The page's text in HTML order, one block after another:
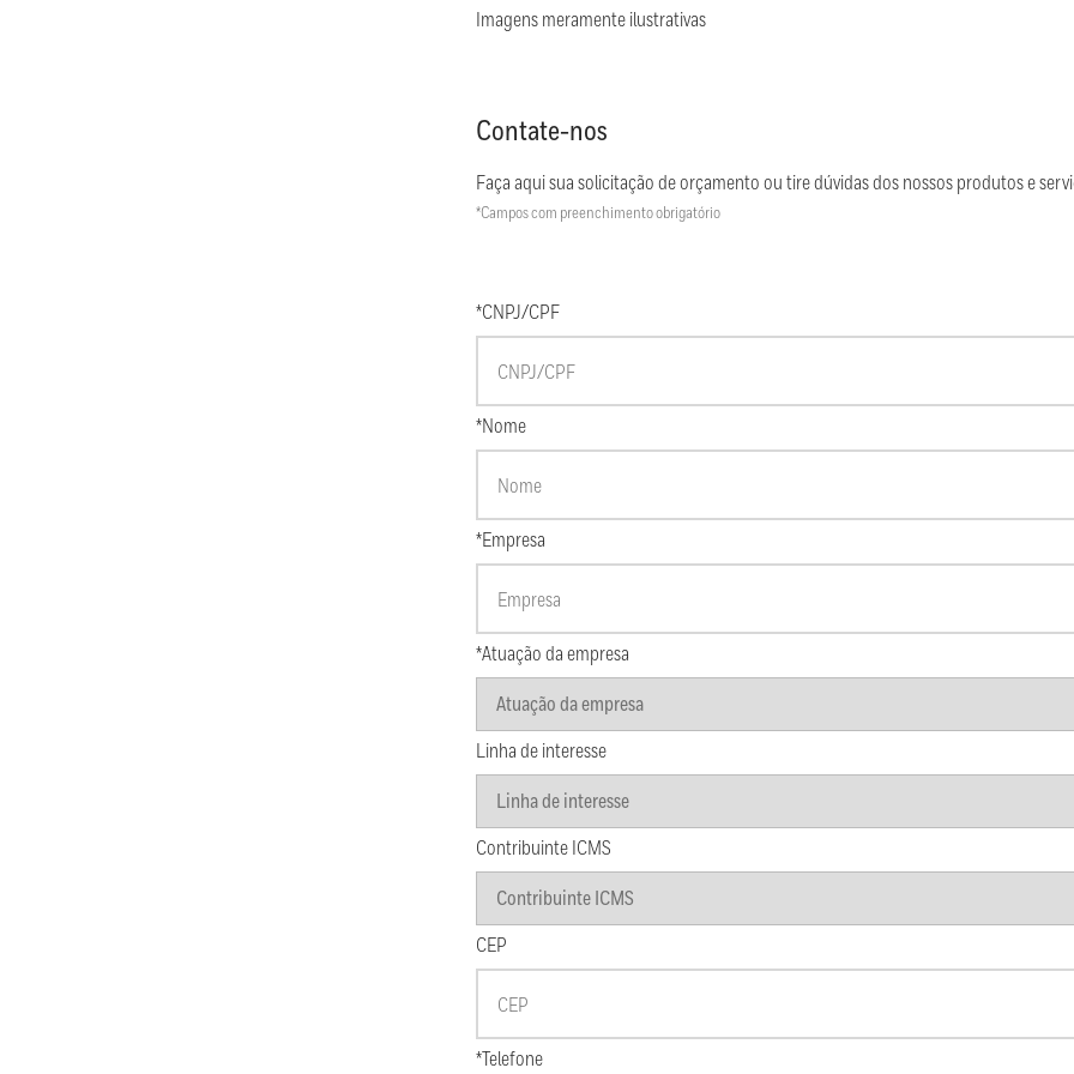
Imagens meramente ilustrativas
Contate-nos
Faça aqui sua solicitação de orçamento ou tire dúvidas dos nossos produtos e
*Campos com preenchimento obrigatório
*CNPJ/CPF
*Nome
*Empresa
*Atuação da empresa
Linha de interesse
Contribuinte ICMS
CEP
*Telefone